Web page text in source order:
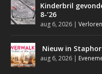
Kinderbril
8-’26
aug 6, 2026 |
Nieuw in
aug 6, 2026 |